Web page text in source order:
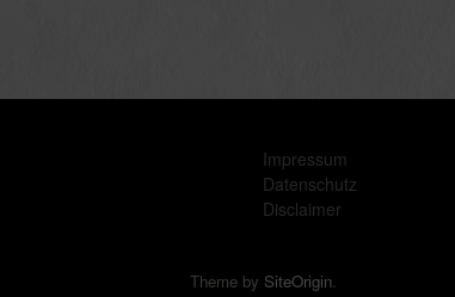
Impressum
Datenschutz
Disclaimer
Theme by SiteOrigin.